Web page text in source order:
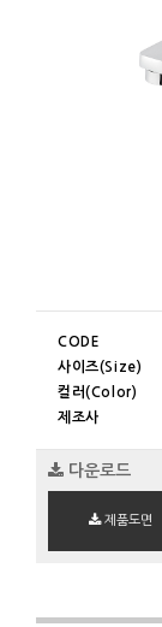
CODE
사이즈(Size)
컬러(Color)
제조사
다운로드
제품도면